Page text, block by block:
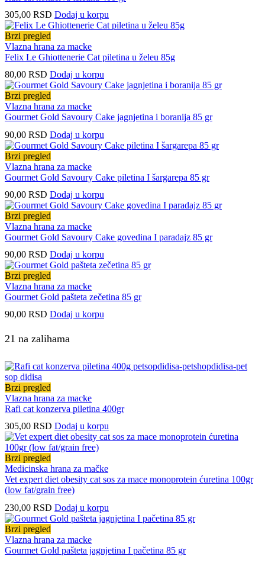
305,00 RSD Dodaj u korpu
Brzi pregled
Vlazna hrana za macke
Felix Le Ghiottenerie Cat piletina u želeu 85g
80,00 RSD Dodaj u korpu
Brzi pregled
Vlazna hrana za macke
Gourmet Gold Savoury Cake jagnjetina i boranija 85 gr
90,00 RSD Dodaj u korpu
Brzi pregled
Vlazna hrana za macke
Gourmet Gold Savoury Cake piletina I šargarepa 85 gr
90,00 RSD Dodaj u korpu
Brzi pregled
Vlazna hrana za macke
Gourmet Gold Savoury Cake govedina I paradajz 85 gr
90,00 RSD Dodaj u korpu
Brzi pregled
Vlazna hrana za macke
Gourmet Gold pašteta zečetina 85 gr
90,00 RSD Dodaj u korpu
21 na zalihama
Brzi pregled
Vlazna hrana za macke
Rafi cat konzerva piletina 400gr
305,00 RSD Dodaj u korpu
Brzi pregled
Medicinska hrana za mačke
Vet expert diet obesity cat sos za mace monoprotein ćuretina 100gr
(low fat/grain free)
230,00 RSD Dodaj u korpu
Brzi pregled
Vlazna hrana za macke
Gourmet Gold pašteta jagnjetina I pačetina 85 gr